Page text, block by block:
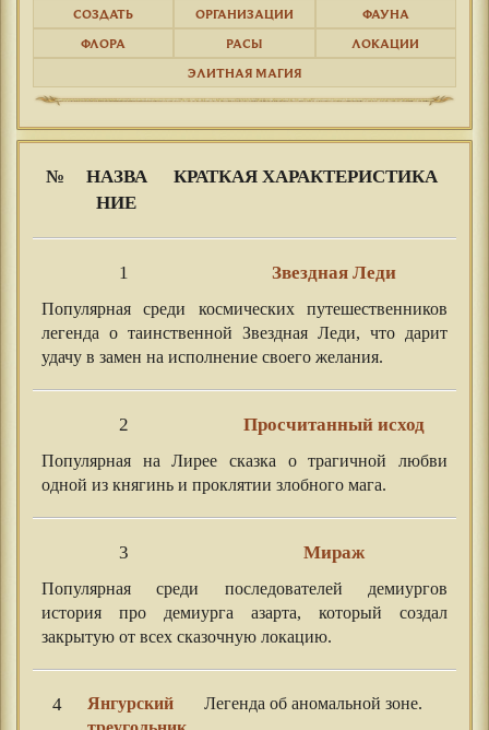
СОЗДАТЬ ОРГАНИЗАЦИИ
ФАУНА
ФЛОРА
РАСЫ
ЛОКАЦИИ
ЭЛИТНАЯ МАГИЯ
№
НАЗВА
НИЕ
КРАТКАЯ ХАРАКТЕРИСТИКА
1 Звездная Леди
Популярная среди космических путешественников
легенда о таинственной Звездная Леди, что дарит
удачу в замен на исполнение своего желания.
2 Просчитанный исход
Популярная на Лирее сказка о трагичной любви
одной из княгинь и проклятии злобного мага.
3 Мираж
Популярная среди последователей демиургов
история про демиурга азарта, который создал
закрытую от всех сказочную локацию.
4
Янгурский
Легенда об аномальной зоне.